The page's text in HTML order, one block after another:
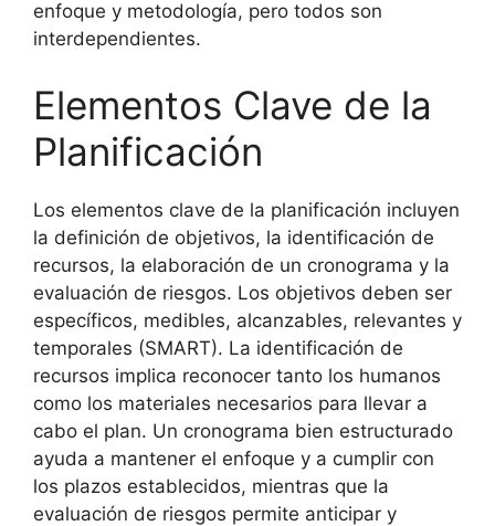
enfoque y metodología, pero todos son
interdependientes.
Elementos Clave de la
Planificación
Los elementos clave de la planificación incluyen
la definición de objetivos, la identificación de
recursos, la elaboración de un cronograma y la
evaluación de riesgos. Los objetivos deben ser
específicos, medibles, alcanzables, relevantes y
temporales (SMART). La identificación de
recursos implica reconocer tanto los humanos
como los materiales necesarios para llevar a
cabo el plan. Un cronograma bien estructurado
ayuda a mantener el enfoque y a cumplir con
los plazos establecidos, mientras que la
evaluación de riesgos permite anticipar y